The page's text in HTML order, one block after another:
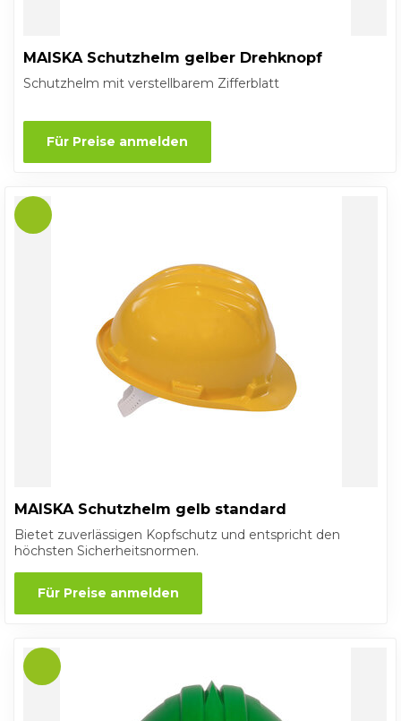
MAISKA Schutzhelm gelber Drehknopf
Schutzhelm mit verstellbarem Zifferblatt
Für Preise anmelden
MAISKA Schutzhelm gelb standard
Bietet zuverlässigen Kopfschutz und entspricht den
höchsten Sicherheitsnormen.
Für Preise anmelden